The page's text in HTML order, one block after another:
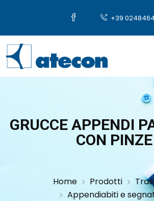
+39
GRUCCE APPENDI PANTALONI
CON PINZE
Home Prodotti
Appendiabiti e